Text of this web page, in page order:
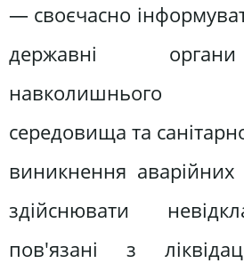
— своєчасно
державні
навколишнього
середовища та
виникнення
здійснювати
пов'язані з